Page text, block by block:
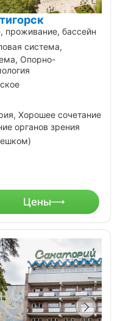
проживание, бассейн
система,
Опорно-
Хорошее сочетание
органов зрения
Цены